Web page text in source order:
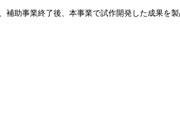
補助事業終了後、本事業で試作開発した成果を